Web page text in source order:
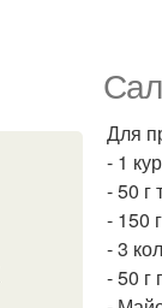
Для
- 1
- 50 г
- 150
- 3
- 50 г